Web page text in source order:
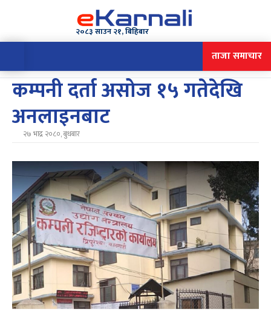
२०८३ साउन २१, बिहिबार
ताजा समाचार
कम्पनी दर्ता असोज १५ गतेदेखि
अनलाइनबाट
२७ भाद्र २०८०, बुधबार